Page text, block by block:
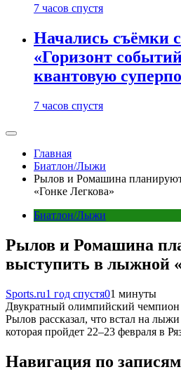
7 часов спустя
Начались съёмки
«Горизонт
квантовую
7 часов спустя
Главная
Биатлон/Лыжи
Рылов и Ромашина
«Гонке Легкова»
Биатлон/Лыжи
Рылов и Ромашина
выступить в лыжной
Sports.ru1 год спустя01 минуты
Двукратный олимпийский
Рылов рассказал, что встал на
которая пройдет 22–23 февраля в
Навигация по записям